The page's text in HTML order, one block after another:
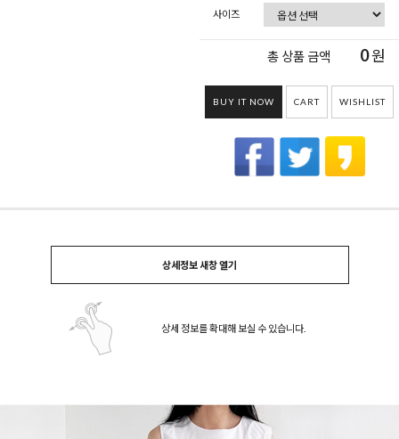
사이즈
총 상품 금액 0원
BUY IT NOW CART WISHLIST
상세정보 새창 열기
상세 정보를 확대해 보실 수 있습니다.